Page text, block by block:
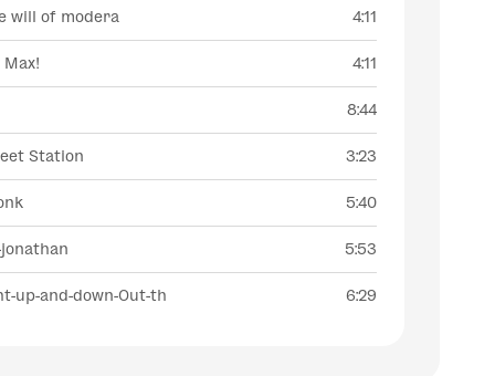
will of modera 4:11
Max! 4:11
8:44
Station 3:23
5:40
5:53
up-and-down-Out-th 6:29